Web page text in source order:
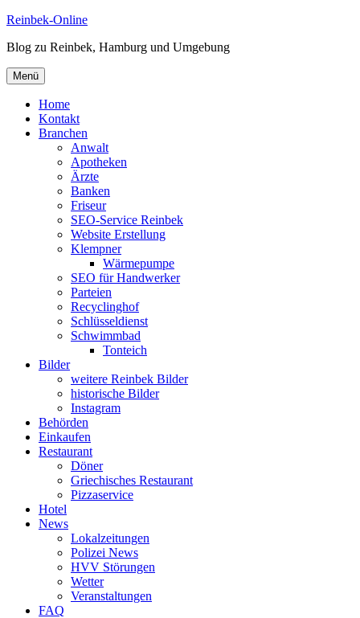
Zum
springen
Reinbek-Online
Blog zu Reinbek, Hamburg und Umgebung
Menü
Home
Kontakt
Branchen
Anwalt
Apotheken
Ärzte
Banken
Friseur
SEO-Service Reinbek
Website Erstellung
Klempner
Wärmepumpe
SEO für Handwerker
Parteien
Recyclinghof
Schlüsseldienst
Schwimmbad
Tonteich
Bilder
weitere Reinbek Bilder
historische Bilder
Instagram
Behörden
Einkaufen
Restaurant
Döner
Griechisches Restaurant
Pizzaservice
Hotel
News
Lokalzeitungen
Polizei News
HVV Störungen
Wetter
Veranstaltungen
FAQ